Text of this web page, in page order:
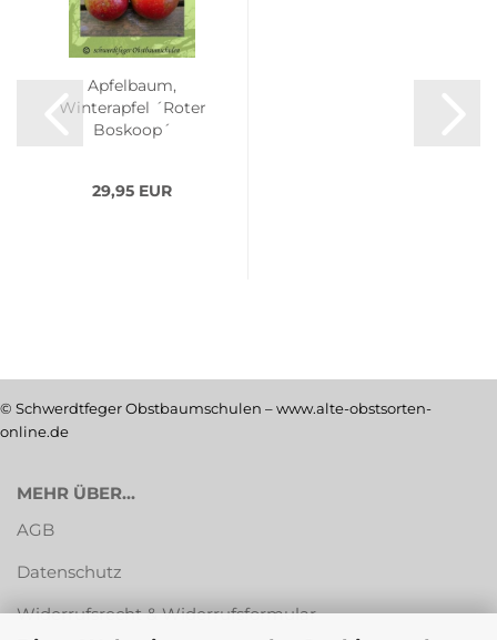
Apfelbaum,
Winterapfel ´Roter
Boskoop´
29,95 EUR
© Schwerdtfeger Obstbaumschulen – www.alte-obstsorten-
online.de
MEHR ÜBER...
AGB
Datenschutz
Widerrufsrecht & Widerrufsformular